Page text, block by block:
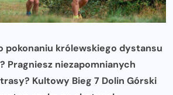
pokonaniu królewskiego dystansu
Pragniesz niezapomnianych
Kultowy Bieg 7 Dolin Górski